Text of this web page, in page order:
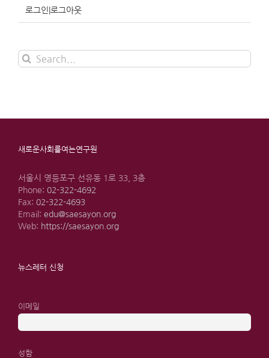
로그인|로그아웃
Search
for:
새로운사회를여는연구원
서울시 영등포구 선유동 1로 33, 3층
Phone: 02-322-4692
Fax: 02-322-4693
Email: edu@saesayon.org
Web: https://saesayon.org
뉴스레터 신청
이메일
성함